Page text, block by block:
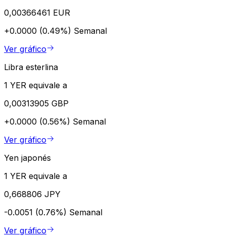
0,00366461 EUR
+0.0000 (0.49%) Semanal
Ver gráfico
Libra esterlina
1 YER equivale a
0,00313905 GBP
+0.0000 (0.56%) Semanal
Ver gráfico
Yen japonés
1 YER equivale a
0,668806 JPY
-0.0051 (0.76%) Semanal
Ver gráfico